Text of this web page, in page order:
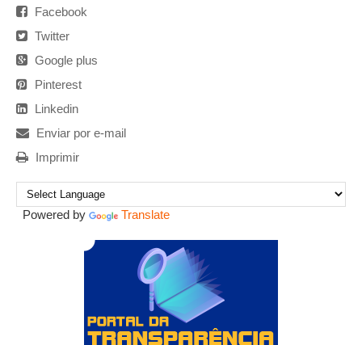
Facebook
Twitter
Google plus
Pinterest
Linkedin
Enviar por e-mail
Imprimir
Powered by Translate